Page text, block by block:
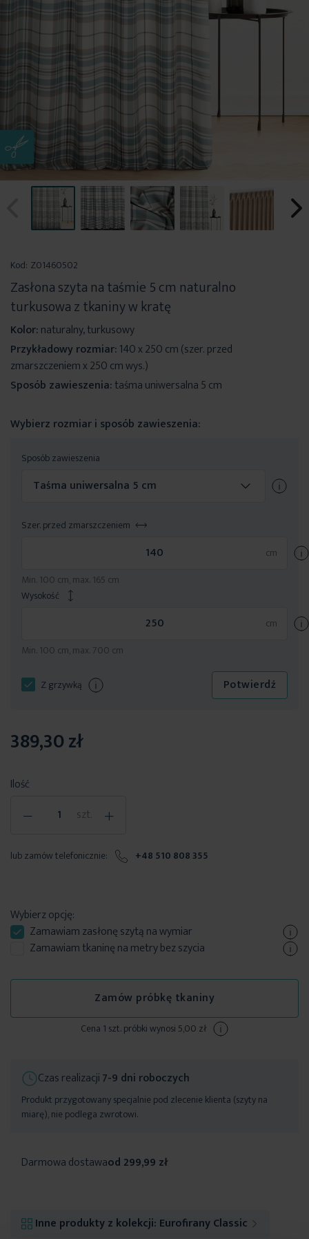
początek
galerii
Kod: Z01460502
Zasłona szyta na taśmie 5 cm naturalno
turkusowa z tkaniny w kratę
Kolor:naturalny, turkusowy
Przykładowy rozmiar:140 x 250 cm (szer. przed
zmarszczeniem x 250 cm wys.)
Sposób zawieszenia:taśma uniwersalna 5 cm
Wybierz rozmiar i sposób zawieszenia:
Sposób zawieszenia
Taśma uniwersalna 5 cm
Szer. przed zmarszczeniem
Min. 100 cm, max. 165 cm
Wysokość
Min. 100 cm, max. 700 cm
Z grzywką Potwierdź
389,30 zł
Ilość
- szt. +
lub zamów telefonicznie: +48 510 808 355
Wybierz opcję:
Zamawiamzasłonę szytąna wymiar
Zamawiam tkaninę na metry bez szycia
Zamów próbkę tkaniny
Cena 1 szt. próbki wynosi 5,00 zł
Czas realizacji7-9 dni roboczych
Produkt przygotowany specjalnie pod zlecenie klienta (szyty na
miarę), nie podlega zwrotowi.
Darmowa dostawaod 299,99 zł
Inne produkty z kolekcji: Eurofirany Classic